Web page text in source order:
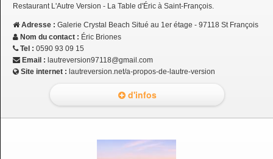
Restaurant L'Autre Version - La Table d'Éric à Saint-François.
Adresse : Galerie Crystal Beach Situé au 1er étage - 97118 St François
Nom du contact : Éric Briones
Tel : 0590 93 09 15
Email : lautreversion97118@gmail.com
Site internet : lautreversion.net/a-propos-de-lautre-version
d'infos